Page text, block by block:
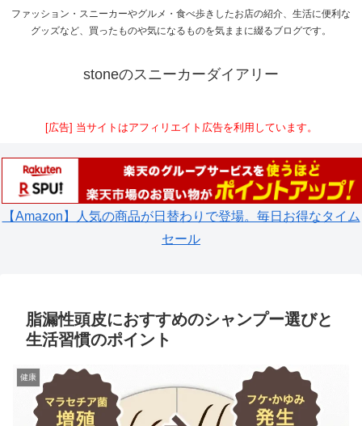
ファッション・スニーカーやグルメ・食べ歩きしたお店の紹介、生活に便利な
グッズなど、買ったものや気になるものを気ままに綴るブログです。
stoneのスニーカーダイアリー
[広告] 当サイトはアフィリエイト広告を利用しています。
【Amazon】人気の商品が日替わりで登場。毎日お得なタイム
セール
脂漏性頭皮におすすめのシャンプー選びと
生活習慣のポイント
健康